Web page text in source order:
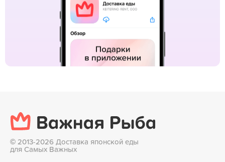
© 2013-2026 Доставка японской еды
для Самых Важных